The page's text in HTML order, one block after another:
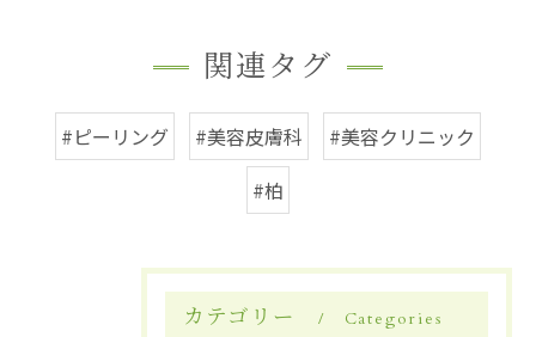
関連タグ
#ピーリング #美容皮膚科
#美容クリニック
#柏
カテゴリー Categories